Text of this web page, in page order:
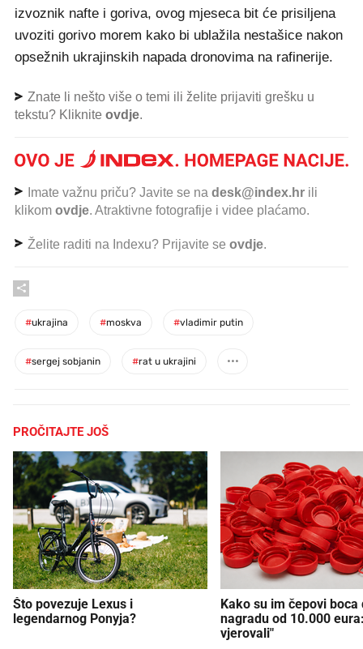
izvoznik nafte i goriva, ovog mjeseca bit će prisiljena
uvoziti gorivo morem kako bi ublažila nestašice nakon
opsežnih ukrajinskih napada dronovima na rafinerije.
Znate li nešto više o temi ili želite prijaviti grešku u
tekstu? Kliknite ovdje.
Imate važnu priču? Javite se na desk@index.hr ili
klikom ovdje. Atraktivne fotografije i videe plaćamo.
Želite raditi na Indexu? Prijavite se ovdje.
#ukrajina #moskva #vladimir putin
#sergej sobjanin #rat u ukrajini
PROČITAJTE JOŠ
Što povezuje Lexus i
legendarnog Ponyja?
Kako su im čepovi boca
nagradu od 10.000
vjerovali"